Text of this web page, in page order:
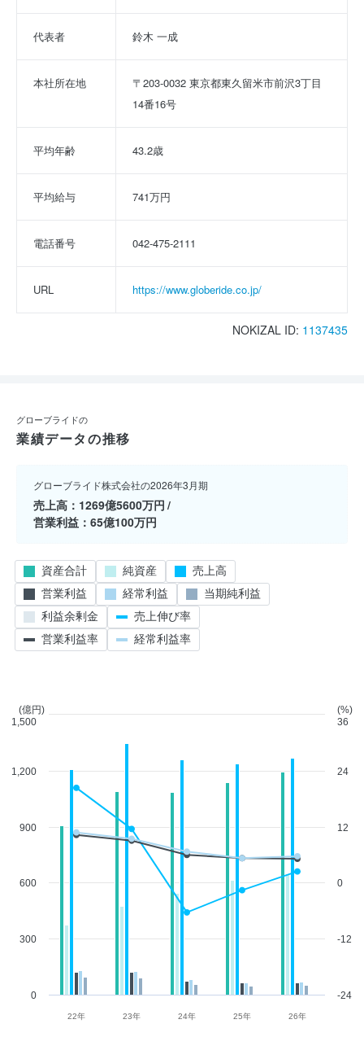
代表者 鈴木 一成
本社所在地
〒203-0032 東京都東久留米市前沢3丁目
14番16号
平均年齢 43.2歳
平均給与 741万円
電話番号 042-475-2111
URL https://www.globeride.co.jp/
NOKIZAL ID: 1137435
グローブライドの
業績データの推移
グローブライド株式会社の2026年3月期
売上高
1269億5600万円
営業利益
65億100万円
22年 23年 24年 25年 26年
0
300
600
900
1,200
(億円)
1,500
-24
-12
0
12
24
(%)
36
資産合計 純資産
売上高
営業利益
経常利益
当期純利益
利益余剰金
売上伸び率
営業利益率
経常利益率